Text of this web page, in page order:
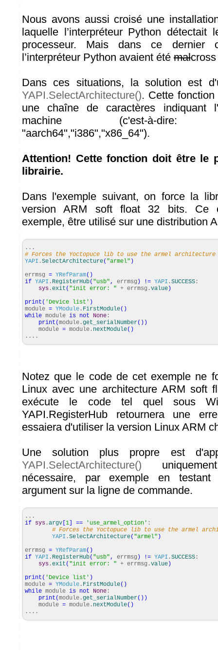
Nous avons aussi croisé une
laquelle l’interpréteur Python détectait
processeur. Mais dans ce
l’interpréteur Python avaient été mal
Dans ces situations, la solution est
YAPI.SelectArchitecture(). Cette
une chaîne de caractères indiquant
machine (c'est-à-dire:
"aarch64","i386","x86_64").
Attention! Cette fonction doit être le
librairie.
Dans l'exemple suivant, on force la
version ARM soft float 32 bits. Ce
exemple, être utilisé sur une distribution
...
# Forces the Yoctopuce lib to use the armel architecture
YAPI .SelectArchitecture( "armel" )
errmsg = YRefParam( )
if YAPI . RegisterHub( "usb", errmsg ) != YAPI .SUCCESS :
sys .exit ( "init error: " + errmsg.value )
print ( 'Device list' )
module = YModule . FirstModule( )
while module is not None :
print (module.get_serialNumber( ) )
module = module. nextModule( )
....
Notez que le code de cet exemple ne
Linux avec une architecture ARM soft
exécute le code tel quel sous
YAPI.RegisterHub retournera une
essaiera d'utiliser la version Linux ARM
Une solution plus propre est
YAPI.SelectArchitecture()
nécessaire, par exemple en
argument sur la ligne de commande.
...
if sys .argv 1 == 'use_armel_option' :
# Forces the Yoctopuce lib to use the armel
YAPI .SelectArchitecture( "armel" )
errmsg = YRefParam( )
if YAPI . RegisterHub( "usb", errmsg ) != YAPI .SUCCESS :
sys .exit ( "init error: " + errmsg.value )
print ( 'Device list' )
module = YModule . FirstModule( )
while module is not None :
print (module.get_serialNumber( ) )
module = module. nextModule( )
....